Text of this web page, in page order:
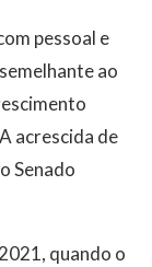
pessoal e
ao
acrescida de
Senado
quando o